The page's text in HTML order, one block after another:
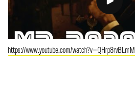
https://www.youtube.com/watch?v=QHrp8rvBLmM